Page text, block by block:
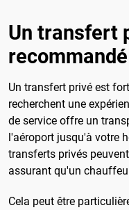
Un transfert
Un transfert privé est
recherchent une
de service offre un
l'aéroport jusqu'à votre
transferts privés
assurant qu'un
Cela peut être